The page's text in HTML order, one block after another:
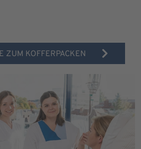
ZUM KOFFERPACKEN